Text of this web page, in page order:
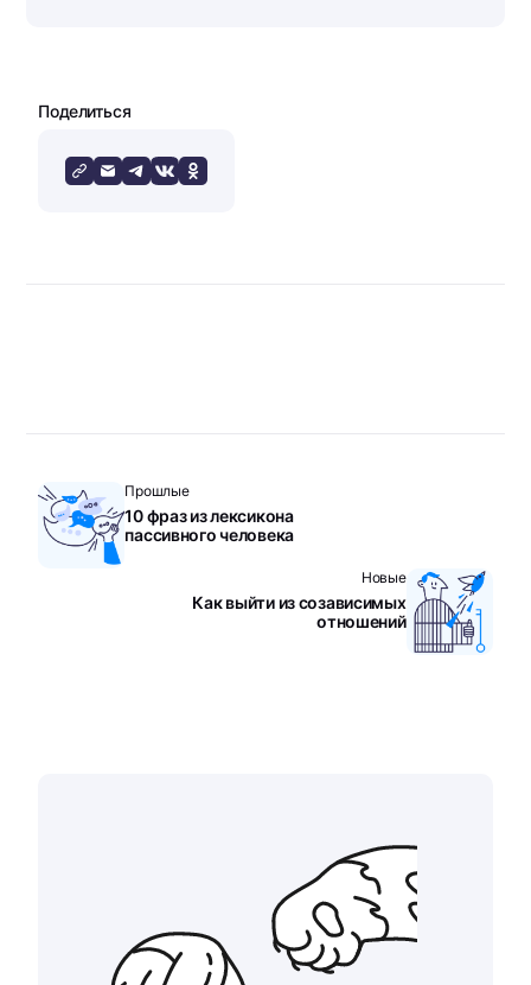
Поделиться
Прошлые
10 фраз из лексикона
пассивного человека
Новые
Как выйти из созависимых
отношений